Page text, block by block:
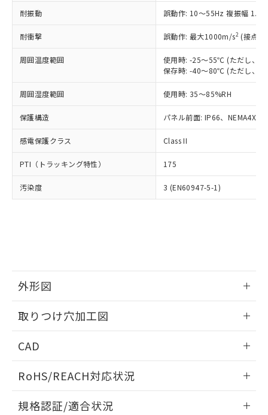
耐振動 誤動作: 10～55Hz 複振幅
耐衝撃 誤動作: 最大1000m/s2 (接点
周囲温度範囲
使用時: -25～55℃ (ただし、氷
保存時: -40～80℃ (ただし、氷
周囲湿度範囲 使用時: 35～85%RH
保護構造 パネル前面: IP66、NEMA4X,
感電保護クラス Class II
PTI（トラッキング特性） 175
汚染度 3 (EN60947-5-1)
外形図
取りつけ穴加工図
CAD
ドすることができます。
RoHS/REACH対応状況
規格認証/適合状況
正式な納期状況および標準価格はお客
様のお取引先、またはお客様担当のオ
ムロン制御機器販売店・当社販売員に
オムロン制御機器販売店や当社販売拠
販売ネットワーク
」をご確認
在庫状況および標準価格結果を当社の
示しないようお願いします。
マイパーツ機能（部品リスト作成サー
ビス）をご利用いただくには、I-Web
メンバーズにご登録されている必要が
お客様が当ウェブサイト上で当社にご
登録された部品リストについて、当社
の共同利用に関して"
の「1.共同利
指します。
ルベンジル（BBP） 1000ppm以下、フタル酸ジブチル
（DBP） 1000ppm以下、フタル酸ジイソブチル
但し、RoHS指令で産業用監視および制御機器に対する
フタル酸エステル類の４物質については閾値を超える意
図的な使用がないことを確認しています。
部品在庫の切り替え状況などにより、予定
月が前後することがあります。
※3 非含有証明書ダウンロード
51物質の非含有証明書（当社基準）
※本証明書は発行日時点で非含有を証明す
るもので、過去に遡って非含有を証明する
また、RoHS指令のフタル酸エステル類４
物質の対応では、対応完了までの期間は出
既に当社にて対応品への在庫切替を完了
していることから、特段のことがない限
り、2022年1月12日より割愛しておりま
す。
DBP(フタル酸ジブチル) : 1000ppm、 DIBP(フタル酸ジ
イソブチル) : 1000ppm、 BBP(フタル酸ブチルベンジ
「ｅ」：有害物質（10物質）のすべてが基
準値以下であることを示します。
「10」：通常の使用状況下において有害物
質が外部に漏えいし、環境に深刻な影響を
及ぼさない年数を意味します。
「－」：未確認です。当社販売部門へお問
全に破砕するなど、違法に輸出されな
いよう必要な手段を講じます。
当社は貴社製品を、核兵器、ミサイ
ル、化学兵器、生物兵器またはその他
武器並びにこれらの製造装置等に一切
当社は、貴社製品を第三者に販売する
場合は、上記1、2および3の内容を当
該第三者に通知します。また当社は、
販売先および販売に係わる関係者が違
法に輸出するおそれがある場合は、取
－
在庫なし(最新の在庫状況につ
いては、お客様のお取引先、ま
たはお客様担当のオムロン制御
機器販売店・当社販売員にご確
空
受注生産機種、また在庫状況の
情報を公開していない機種